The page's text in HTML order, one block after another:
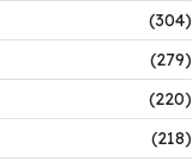
(304)
(279)
(220)
(218)